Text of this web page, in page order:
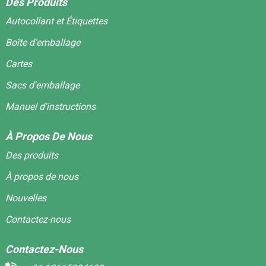
Autocollant et Étiquettes
Boîte d'emballage
Cartes
Sacs d'emballage
Manuel d'instructions
À Propos De Nous
Des produits
À propos de nous
Nouvelles
Contactez-nous
Contactez-Nous